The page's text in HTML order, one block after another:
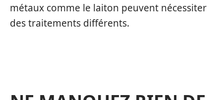
métaux comme le laiton peuvent nécessiter
des traitements différents.